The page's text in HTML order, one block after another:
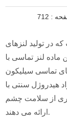
:
712
در تولید لنزهای
ماده لنز تماسی با
تماسی سیلیکون
هیدروژل سنتی با
از سلامت چشم
ارائه می دهند.